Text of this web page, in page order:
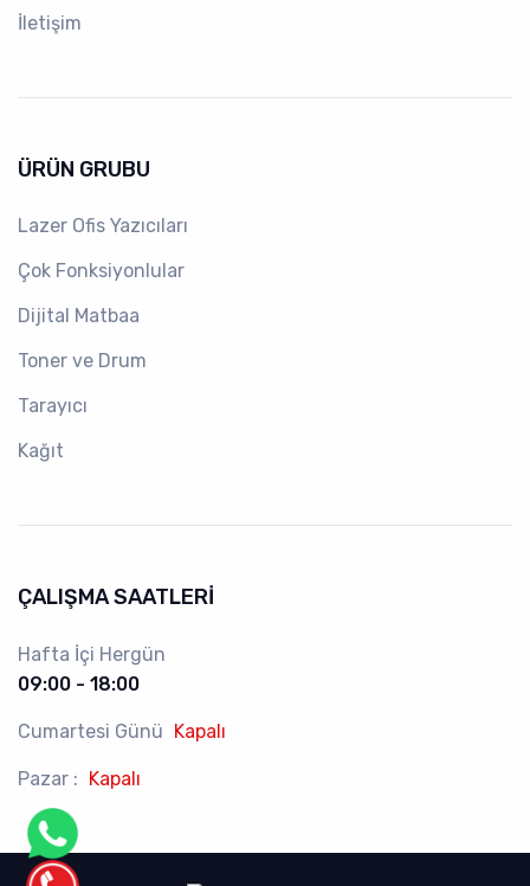
İletişim
ÜRÜN GRUBU
Lazer Ofis Yazıcıları
Çok Fonksiyonlular
Dijital Matbaa
Toner ve Drum
Tarayıcı
Kağıt
ÇALIŞMA SAATLERI
Hafta İçi Hergün
09:00 - 18:00
Cumartesi Günü Kapalı
Pazar : Kapalı